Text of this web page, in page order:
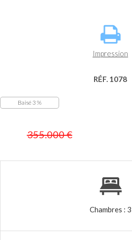
Impression
RÉF. 1078
Baisé 3 %
355.000 €
Chambres : 3